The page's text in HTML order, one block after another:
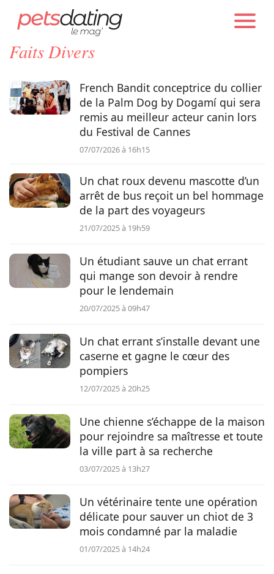
Chat
Faits Divers
Emotion
Tops
Sauvetages
Conso
PETS DATING ACTUALITÉS
Faits Divers
French Bandit conceptrice du collier
de la Palm Dog by Dogamí qui sera
remis au meilleur acteur canin lors
du Festival de Cannes
07/07/2026 à 16h15
Un chat roux devenu mascotte d’un
arrêt de bus reçoit un bel hommage
de la part des voyageurs
21/07/2025 à 19h59
Un étudiant sauve un chat errant
qui mange son devoir à rendre
pour le lendemain
20/07/2025 à 09h47
Un chat errant s’installe devant une
caserne et gagne le cœur des
pompiers
12/07/2025 à 20h25
Une chienne s’échappe de la maison
pour rejoindre sa maîtresse et toute
la ville part à sa recherche
03/07/2025 à 13h27
Un vétérinaire tente une opération
délicate pour sauver un chiot de 3
mois condamné par la maladie
01/07/2025 à 14h24